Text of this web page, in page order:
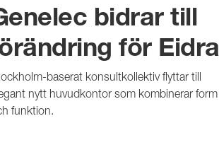
bidrar till
för Eidra
baserat konsultkollektiv flyttar till
nytt huvudkontor som kombinerar form
funktion.